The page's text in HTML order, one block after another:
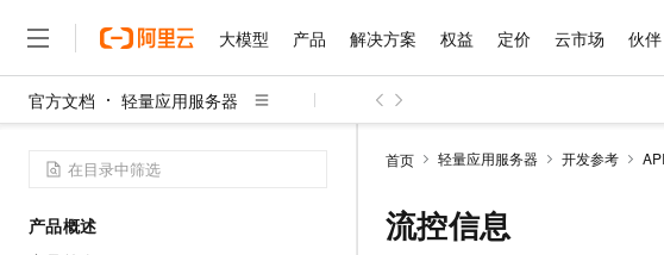
大模型 产品 解决方案 权益 定价 云市场 伙伴
官方文档 轻量应用服务器
产品概述
首页 轻量应用服务器 开发参考
流控信息
大模型
千问AI平台
产品 精选产品
大模型服务与应用平台
解决方案 精选解决方案
企业级Agent产品，直接交付可用成果
权益 普惠上云
云服务器38元/年起，超值低价云产品抢先购
定价 产品定价
了解云产品的定价详情
云上成本管理
云市场 精选商城
多端小程序
伙伴 成为销售伙伴
咨询伙伴
服务 售前咨询
了解阿里云 为什么选择阿里云
技术领先